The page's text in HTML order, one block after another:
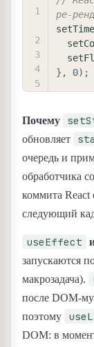
ре-
} , 0) ;
Почему
обновляет
очередь и
обработчика
коммита React
следующий
useEffect
запускаются
макрозадача).
после DOM-
поэтому
DOM: в